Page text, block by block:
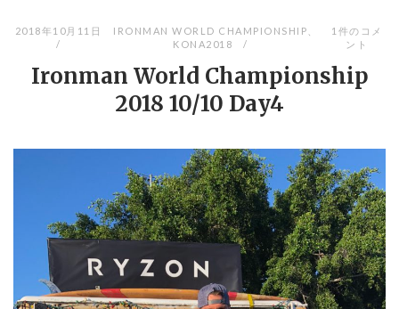
2018年10月11日 IRONMAN WORLD CHAMPIONSHIP
KONA2018
1件のコメ
ント
Ironman World Championship
2018 10/10 Day4